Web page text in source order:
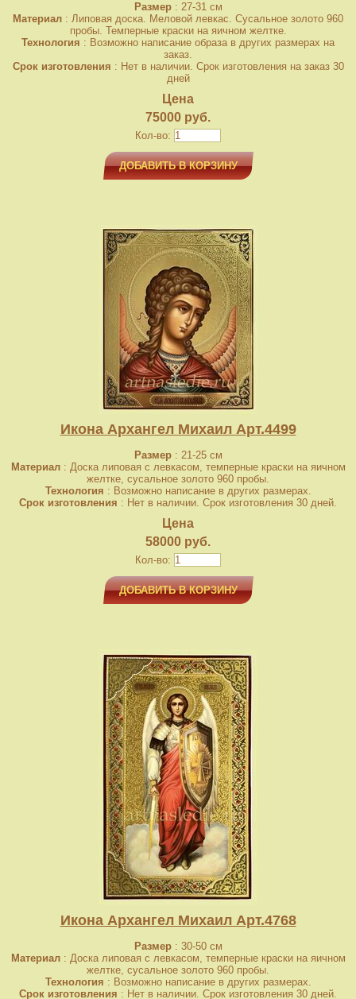
Размер: 27-31 см
Материал : Липовая доска. Меловой левкас. Сусальное золото 960
пробы. Темперные краски на яичном желтке.
Технология : Возможно написание образа в других размерах на
заказ.
Срок изготовления : Нет в наличии. Срок изготовления на заказ 30
дней
Цена
75000 руб.
Кол-во:
ДОБАВИТЬ В КОРЗИНУ
Икона Архангел Михаил Арт.4499
Размер: 21-25 см
Материал: Доска липовая с левкасом, темперные краски на яичном
желтке, сусальное золото 960 пробы.
Технология : Возможно написание в других размерах.
Срок изготовления : Нет в наличии. Срок изготовления 30 дней.
Цена
58000 руб.
Кол-во:
ДОБАВИТЬ В КОРЗИНУ
Икона Архангел Михаил Арт.4768
Размер: 30-50 см
Материал: Доска липовая с левкасом, темперные краски на яичном
желтке, сусальное золото 960 пробы.
Технология : Возможно написание в других размерах.
Срок изготовления : Нет в наличии. Срок изготовления 30 дней.